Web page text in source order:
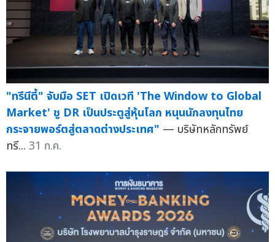
"ทรีนีตี้" จับมือ SET เปิดเวที 'The Window to Global
Market' ชู DR เป็นประตูสู่หุ้นโลก หนุนนักลงทุนไทย
กระจายพอร์ตสู่ตลาดต่างประเทศ" — บริษัทหลักทรัพย์
ทรี... 31 ก.ค.